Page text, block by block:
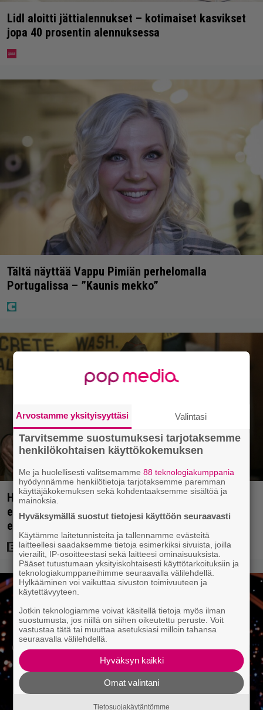
Lidl aloitti jättialennukset – kotimaiset kasvikset
jopa 40 prosentin alennuksessa
Tältä näyttää Vappu Pimiän perhelomalla
Portugalissa – ”Kaunis mekko”
Huippuleffa suoratoistossa: DiCaprion
ensimmäinen päärooli – ja Tobey Maguiren
ensimmäinen elokuvaesiintyminen
Arvostamme yksityisyyttäsi Valintasi
Tarvitsemme suostumuksesi tarjotaksemme
henkilökohtaisen käyttökokemuksen
Me ja huolellisesti valitsemamme88 teknologiakumppania
hyödynnämme henkilötietoja tarjotaksemme paremman
käyttäjäkokemuksen sekä kohdentaaksemme sisältöä ja
mainoksia.
Hyväksymällä suostut tietojesi käyttöön seuraavasti
Käytämme laitetunnisteita ja tallennamme evästeitä
laitteellesi saadaksemme tietoja esimerkiksi sivuista, joilla
vierailit, IP-osoitteestasi sekä laitteesi ominaisuuksista.
Pääset tutustumaan yksityiskohtaisesti käyttötarkoituksiin ja
teknologiakumppaneihimme seuraavalla välilehdellä.
Hylkääminen voi vaikuttaa sivuston toimivuuteen ja
käytettävyyteen.
Jotkin teknologiamme voivat käsitellä tietoja myös ilman
suostumusta, jos niillä on siihen oikeutettu peruste. Voit
vastustaa tätä tai muuttaa asetuksiasi milloin tahansa
seuraavalla välilehdellä.
Hyväksyn kaikki
Omat valintani
Tietosuojakäytäntömme